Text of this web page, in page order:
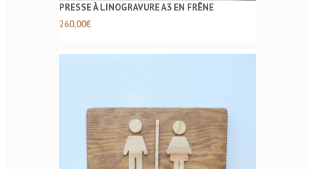
PRESSE À LINOGRAVURE A3 EN FRÊNE
260,00€